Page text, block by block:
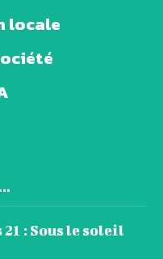
locale
: Sous le soleil